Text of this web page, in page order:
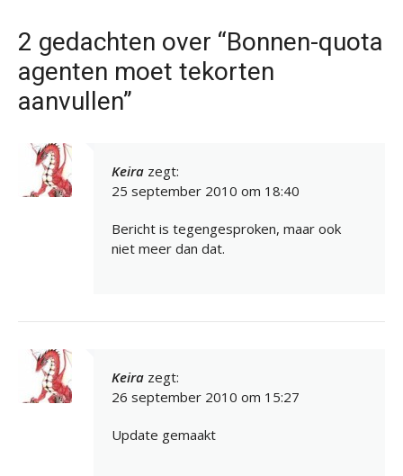
2 gedachten over “Bonnen-quota
agenten moet tekorten
aanvullen”
Keira zegt:
25 september 2010 om 18:40
Bericht is tegengesproken, maar ook
niet meer dan dat.
Keira zegt:
26 september 2010 om 15:27
Update gemaakt